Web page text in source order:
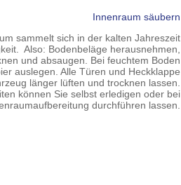
Innenraum säubern
sammelt sich in der kalten Jahreszeit
Also: Bodenbeläge herausnehmen,
und absaugen. Bei feuchtem Boden
auslegen. Alle Türen und Heckklappe
länger lüften und trocknen lassen.
können Sie selbst erledigen oder bei
durchführen lassen.